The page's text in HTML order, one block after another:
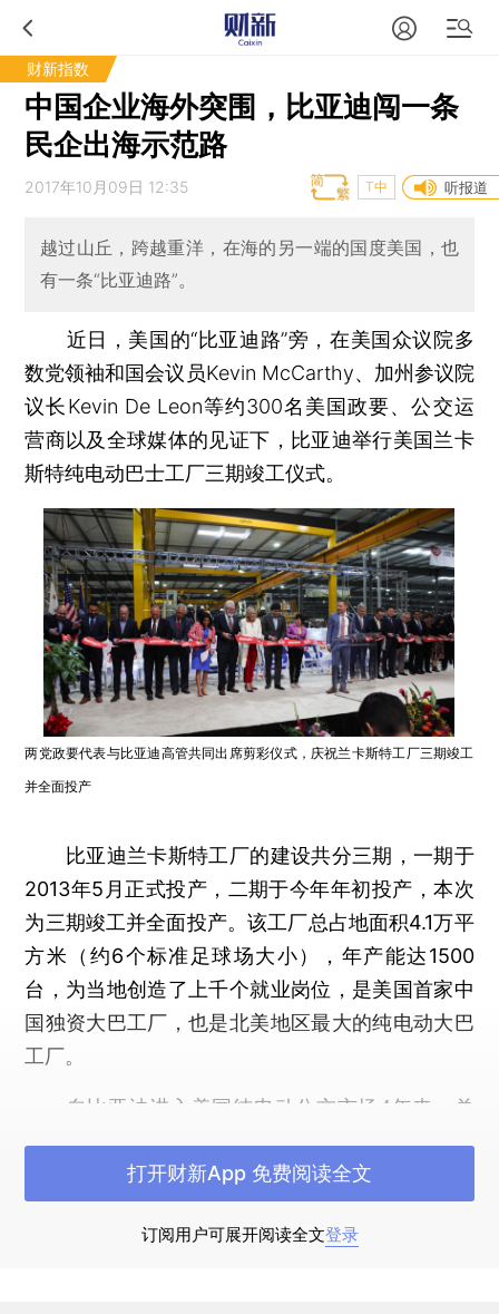
财新指数
中国企业海外突围，比亚迪闯一条
民企出海示范路
2017年10月09日 12:35 听报道
T中
越过山丘，跨越重洋，在海的另一端的国度美国，也
有一条“比亚迪路”。
近日，美国的“比亚迪路”旁，在美国众议院多
数党领袖和国会议员Kevin McCarthy、加州参议院
议长Kevin De Leon等约300名美国政要、公交运
营商以及全球媒体的见证下，比亚迪举行美国兰卡
斯特纯电动巴士工厂三期竣工仪式。
两党政要代表与比亚迪高管共同出席剪彩仪式，庆祝兰卡斯特工厂三期竣工
并全面投产
比亚迪兰卡斯特工厂的建设共分三期，一期于
2013年5月正式投产，二期于今年年初投产，本次
为三期竣工并全面投产。该工厂总占地面积4.1万平
方米（约6个标准足球场大小），年产能达1500
台，为当地创造了上千个就业岗位，是美国首家中
国独资大巴工厂，也是北美地区最大的纯电动大巴
工厂。
自比亚迪进入美国纯电动公交市场4年来，总
投资近2.3亿美金。发展至今，比亚迪在美国纯电
动公交市场已占据了80%以上的市场份额。Kevin
McCarthy表示：“我很自豪像比亚迪这样的科技公
司能落户兰卡斯特，这些电动大巴推动和改变了兰
订阅用户可展开阅读全文登录
打开财新App 免费阅读全文